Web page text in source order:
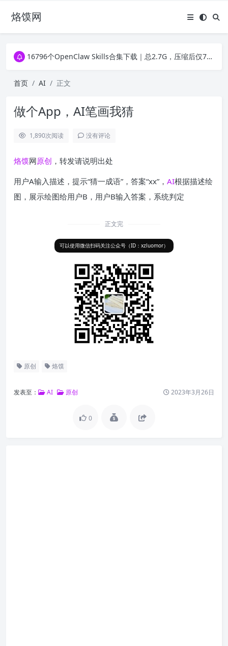
烙馍网
16796个OpenClaw Skills合集下载｜总2.7G，压缩后仅738M，覆盖全场景技能
16796个OpenClaw Skills合集下载｜总2.7G，压缩后仅738M，覆盖全场景技能
首页
AI 正文
做个App，AI笔画我猜
1,890次阅读 没有评论
烙馍网原创 ，转发请说明出处
用户A输入描述，提示“猜一成语”，答案“xx”， AI根据描述绘
图，展示绘图给用户B，用户B输入答案，系统判定
正文完
可以使用微信扫码关注公众号（ID：xzluomor）
原创 烙馍
发表至： AI 原创 2023年3月26日
0